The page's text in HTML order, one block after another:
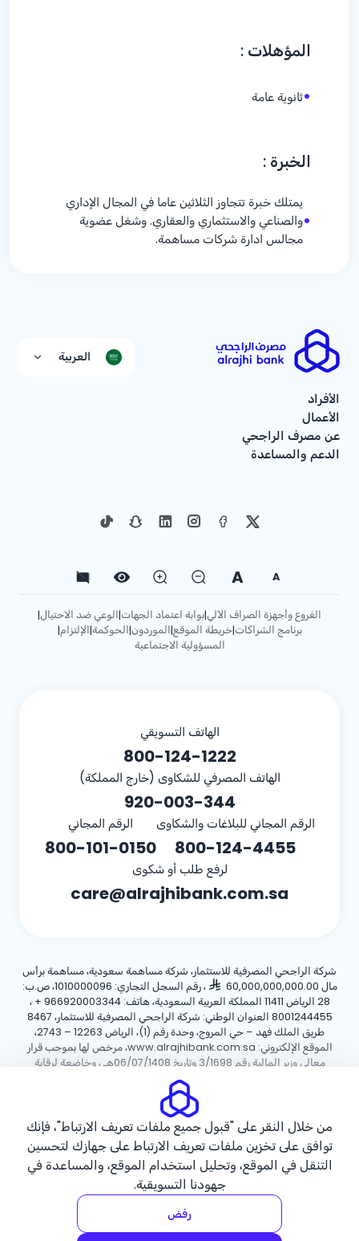
المؤهلات :
•ثانوية عامة
الخبرة :
•
يمتلك خبرة تتجاوز الثلاثين عاما في المجال الإداري
والصناعي والاستثماري والعقاري. وشغل عضوية
مجالس ادارة شركات مساهمة.
العربية
الأفراد
الأعمال
عن مصرف الراجحي
الدعم والمساعدة
A
A
الفروع وأجهزة الصراف الآلي|بوابة اعتماد الجهات|الوعي ضد الاحتيال|
برنامج الشراكات|خريطة الموقع|الموردون|الحوكمة|الإلتزام|
المسؤولية الاجتماعية
الهاتف التسويقي
800-124-1222
الهاتف المصرفي للشكاوى (خارج المملكة)
920-003-344
الرقم المجاني للبلاغات والشكاوى
800-124-4455
الرقم المجاني
800-101-0150
لرفع طلب أو شكوى
care@alrajhibank.com.sa
شركة الراجحي المصرفية للاستثمار، شركة مساهمة سعودية، مساهمة برأس
مال 60,000,000,000.00
، رقم السجل التجاري: 1010000096، ص.ب:
28 الرياض 11411 المملكة العربية السعودية، هاتف:
+ 966920003344 ،
8001244455 العنوان الوطني: شركة الراجحي المصرفية للاستثمار، 8467
طريق الملك فهد – حي المروج، وحدة رقم (1)، الرياض 12263 – 2743،
الموقع الإلكتروني: www.alrajhibank.com.sa، مرخص لها بموجب قرار
معالي وزير المالية رقم 3/1698 وتاريخ 06/07/1408هـ ، وخاضعة لرقابة
وإشراف البنك المركزي السعودي.
حقوق الطبع والنشر ©2026 مصرف الراجحي.
سياسة ملفات تعريف الارتباطسياسة الخصوصية الأحكام والشروط
من خلال النقر على "قبول جميع ملفات تعريف الارتباط"، فإنك
توافق على تخزين ملفات تعريف الارتباط على جهازك لتحسين
التنقل في الموقع، وتحليل استخدام الموقع، والمساعدة في
جهودنا التسويقية.
رفض